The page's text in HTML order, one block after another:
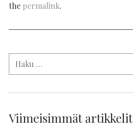
the permalink.
Viimeisimmät artikkelit